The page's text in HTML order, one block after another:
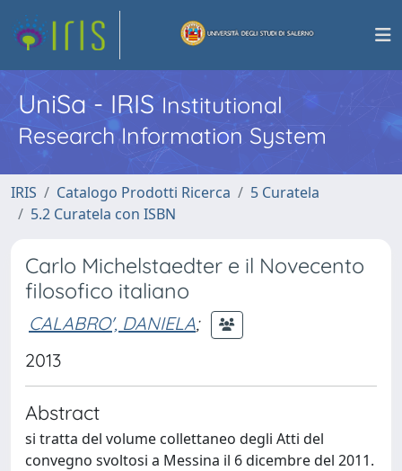
UniSa - IRISInstitutional
Research Information System
IRIS Catalogo Prodotti Ricerca
5 Curatela
5.2 Curatela con ISBN
Carlo Michelstaedter e il Novecento
filosofico italiano
CALABRO', DANIELA;
2013
Abstract
si tratta del volume collettaneo degli Atti del
convegno svoltosi a Messina il 6 dicembre del 2011.